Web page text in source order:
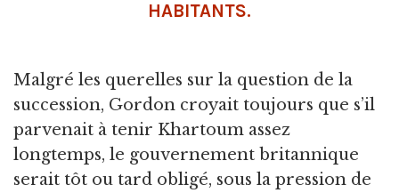
HABITANTS.
Malgré les querelles sur la question de la
succession, Gordon croyait toujours que s’il
parvenait à tenir Khartoum assez
longtemps, le gouvernement britannique
serait tôt ou tard obligé, sous la pression de